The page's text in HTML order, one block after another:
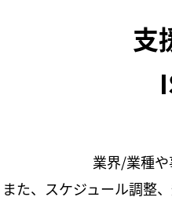
支
業界/業種や
また、スケジュール調整